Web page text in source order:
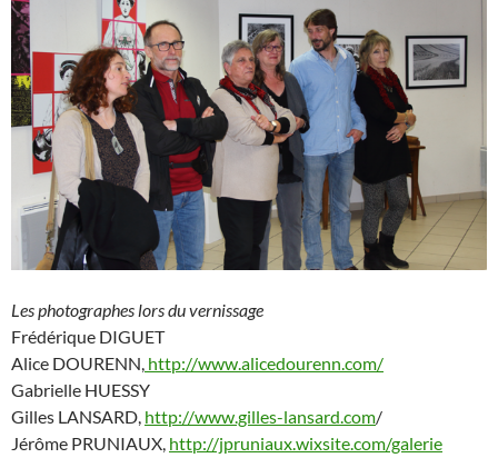
Les photographes lors du vernissage
Frédérique DIGUET
Alice DOURENN, http://www.alicedourenn.com/
Gabrielle HUESSY
Gilles LANSARD, http://www.gilles-lansard.com/
Jérôme PRUNIAUX, http://jpruniaux.wixsite.com/galerie